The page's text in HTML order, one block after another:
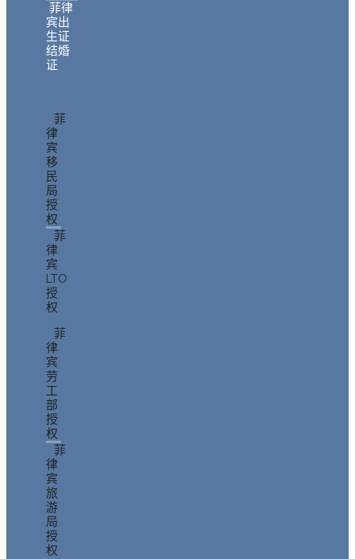
菲律
宾出
生证
结婚
证
菲
律
宾
移
民
局
授
权
菲
律
宾
LTO
授
权
菲
律
宾
劳
工
部
授
权
菲
律
宾
旅
游
局
授
权